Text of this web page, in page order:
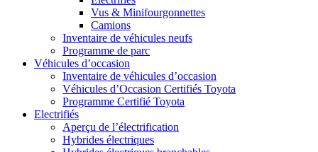
Vus & Minifourgonnettes
Camions
Inventaire de véhicules neufs
Programme de parc
Véhicules d’occasion
Inventaire de véhicules d’occasion
Véhicules d’Occasion Certifiés Toyota
Programme Certifié Toyota
Electrifiés
Aperçu de l’électrification
Hybrides électriques